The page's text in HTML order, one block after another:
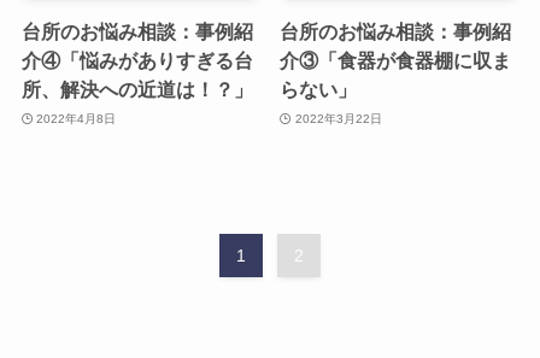
台所のお悩み相談：事例紹
介④「悩みがありすぎる台
所、解決への近道は！？」
2022年4月8日
台所のお悩み相談：事例紹
介③「食器が食器棚に収ま
らない」
2022年3月22日
1 2